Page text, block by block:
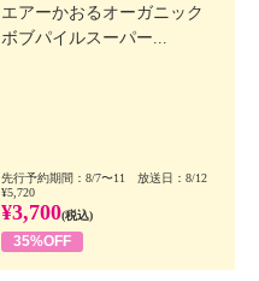
エアーかおるオーガニック
ボブパイルスーパー...
先行予約期間：8/7〜11 放送日：8/12
¥5,720
¥3,700(税込)
35%OFF